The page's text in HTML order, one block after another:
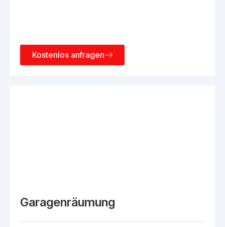
Kostenlos anfragen
Garagenräumung